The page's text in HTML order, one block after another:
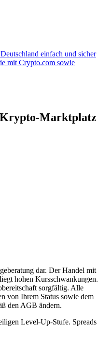
einfach und sicher
mit Crypto.com sowie
Marktplatz
dar. Der Handel mit
hohen Kursschwankungen.
sorgfältig. Alle
von Ihrem Status sowie dem
den AGB ändern.
Level-Up-Stufe. Spreads